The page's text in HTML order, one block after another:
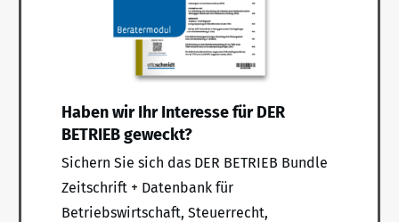
Haben wir Ihr Interesse für DER
BETRIEB geweckt?
Sichern Sie sich das DER BETRIEB Bundle
Zeitschrift + Datenbank für
Betriebswirtschaft, Steuerrecht,